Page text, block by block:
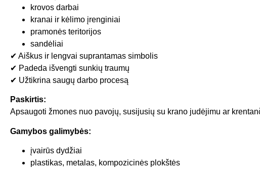
krovos darbai
kranai ir kėlimo įrenginiai
pramonės teritorijos
sandėliai
✔ Aiškus ir lengvai suprantamas simbolis
✔ Padeda išvengti sunkių traumų
✔ Užtikrina saugų darbo procesą
Paskirtis:
Apsaugoti žmones nuo pavojų, susijusių su krano judėjimu ar
Gamybos galimybės:
įvairūs dydžiai
plastikas, metalas, kompozicinės plokštės